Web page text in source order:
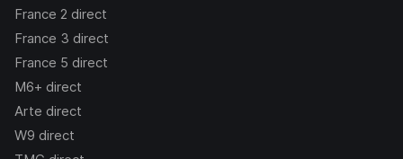
France 2 direct
France 3 direct
France 5 direct
M6+ direct
Arte direct
W9 direct